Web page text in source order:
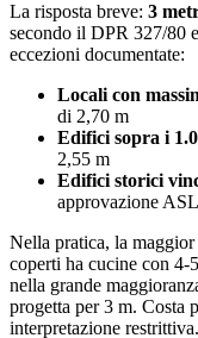
La risposta breve: 3
secondo il DPR 327/80
eccezioni documentate:
Locali con
di 2,70 m
Edifici sopra i
2,55 m
Edifici storici
approvazione ASL
Nella pratica, la
coperti ha cucine con 4-
nella grande
progetta per 3 m. Costa
interpretazione restrittiva.